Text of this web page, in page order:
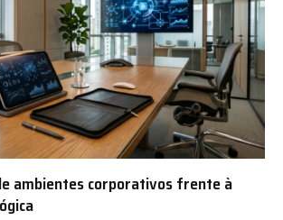
ambientes corporativos frente à